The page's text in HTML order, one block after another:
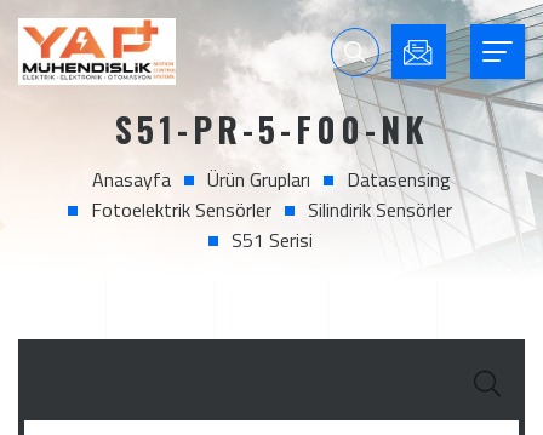
S51-PR-5-F00-NK
Anasayfa Ürün Grupları
Datasensing
Fotoelektrik Sensörler
Silindirik Sensörler
S51 Serisi